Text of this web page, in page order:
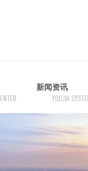
YOUJIA
新闻资讯